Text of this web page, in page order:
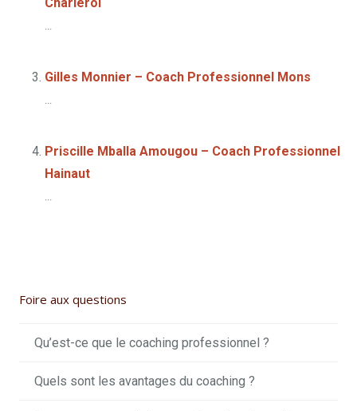
...
Gilles Monnier – Coach Professionnel Mons
...
Priscille Mballa Amougou – Coach Professionnel
Hainaut
...
Foire aux questions
Qu’est-ce que le coaching professionnel ?
Quels sont les avantages du coaching ?